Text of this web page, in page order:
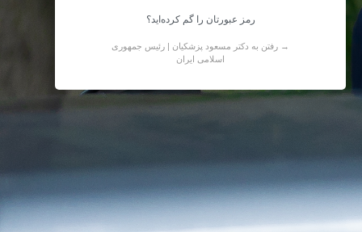
رمز عبورتان را گم کرده‌اید؟
→ رفتن به دکتر مسعود پزشکیان | رئیس جمهوری
اسلامی ایران